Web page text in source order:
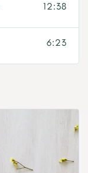
12:38
6:23